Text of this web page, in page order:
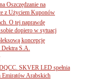
Oszczędzanie na
z Użyciem Kuponów
O tej naprawdę
dopiero w sytuacj
koncepcję
Dektra S.A.
SKVER LED spełnia
Arabskich